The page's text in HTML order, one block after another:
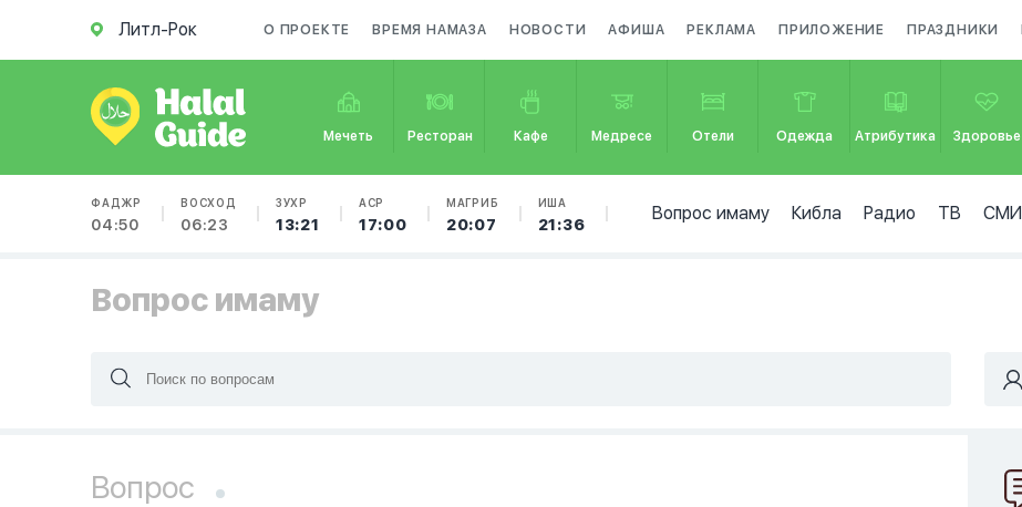
Литл-Рок О ПРОЕКТЕ ВРЕМЯ НАМАЗА НОВОСТИ АФИША РЕКЛАМА ПРИЛОЖЕНИЕ ПРАЗДНИКИ
Мечеть Ресторан Кафе Медресе Отели Одежда Атрибутика Здоровье
ФАДЖР
04:50
ВОСХОД
06:23
ЗУХР
13:21
АСР
17:00
МАГРИБ
20:07
ИША
21:36
Вопрос имаму Кибла Радио ТВ СМИ
Вопрос имаму
Вопрос